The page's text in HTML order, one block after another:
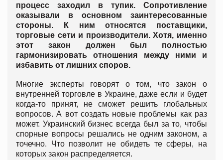
процесс заходил в тупик. Сопротивление
оказывали в основном заинтересованные
стороны. К ним относятся поставщики,
торговые сети и производители. Хотя, именно
этот закон должен был полностью
гармонизировать отношения между ними и
избавить от лишних споров.
Многие эксперты говорят о том, что закон о
внутренней торговле в Украине, даже если и будет
когда-то принят, не сможет решить глобальных
вопросов. А вот создать новые проблемы как раз
может. Украинский бизнес всегда был за то, чтобы
спорные вопросы решались не одним законом, а
точечно. Что позволит не обидеть те сферы, на
которых закон распределяется.